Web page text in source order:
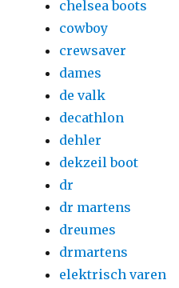
chelsea boots
cowboy
crewsaver
dames
de valk
decathlon
dehler
dekzeil boot
dr
dr martens
dreumes
drmartens
elektrisch varen